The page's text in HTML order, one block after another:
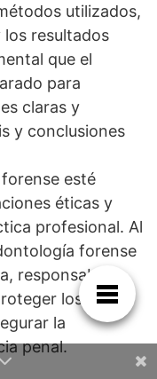
utilizados,
resultados
que el
para
claras y
y conclusiones
esté
éticas y
profesional. Al
forense
responsable y
los
la
penal.